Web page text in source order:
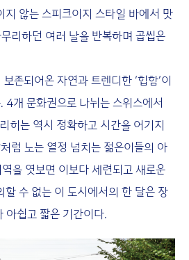
않는 스피크이지 스타일 바에서 맛
리하던 여러 날을 반복하며 곱씹은
존되어온 자연과 트렌디한 ‘힙함’이
4개 문화권으로 나뉘는 스위스에서
히는 역시 정확하고 시간을 어기지
럼 노는 열정 넘치는 젊은이들의 아
을 엿보면 이보다 세련되고 새로운
수 없는 이 도시에서의 한 달은 장
아쉽고 짧은 기간이다.